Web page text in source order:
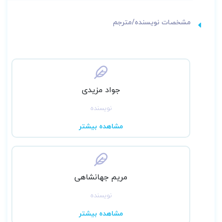
مشخصات نویسنده/مترجم
جواد مزیدی
نویسنده
مشاهده بیشتر
مریم جهانشاهی
نویسنده
مشاهده بیشتر